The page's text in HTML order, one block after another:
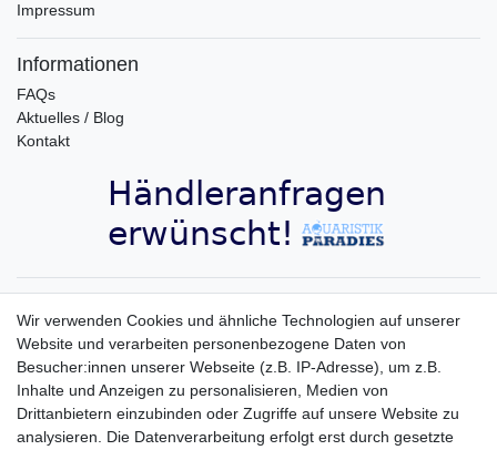
Impressum
Informationen
FAQs
Aktuelles / Blog
Kontakt
Aquaristik-Paradies Newsletter
E-MAIL **
Newsletter
Honig
Hiermit bestätige ich, dass ich dieDaten­schutz­erklärunggelesen habe. Meine
Einwilligung kann ich jederzeit widerrufen.**
Wir verwenden Cookies und ähnliche Technologien auf unserer
Website und verarbeiten personenbezogene Daten von
Besucher:innen unserer Webseite (z.B. IP-Adresse), um z.B.
Inhalte und Anzeigen zu personalisieren, Medien von
Drittanbietern einzubinden oder Zugriffe auf unsere Website zu
analysieren. Die Datenverarbeitung erfolgt erst durch gesetzte